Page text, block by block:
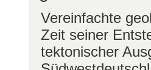
Vereinfachte
Zeit seiner
tektonischer